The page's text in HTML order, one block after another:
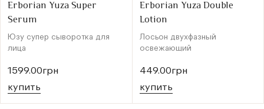
Erborian Yuza Super
Serum
Юзу супер сыворотка для
лица
1599.00грн
купить
Erborian Yuza Double
Lotion
Лосьон двухфазный
освежающий
449.00грн
купить